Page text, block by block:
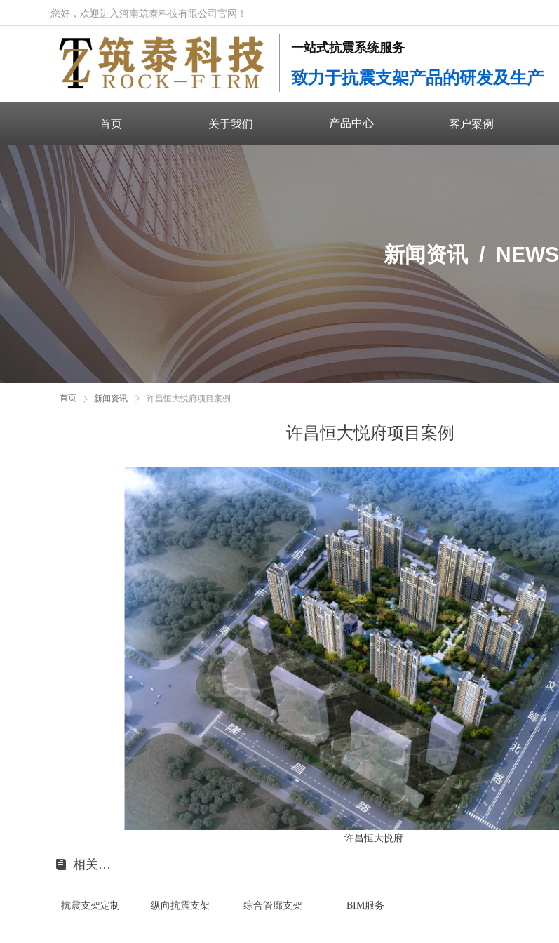
首页 关于我们 产品中心 客户案例
产品中心
您好，欢迎进入河南筑泰科技有限公司官网！
一站式抗震系统服务
致力于抗震支架产品的研发及生产
许昌恒大悦府项目案例
许昌恒大悦府
新闻资讯 / NEWS
뀴 相关产品
抗震支架定制 纵向抗震支架 综合管廊支架 BIM服务
许昌恒大悦府项目案例
首页 ꁕ 新闻资讯 ꁕ